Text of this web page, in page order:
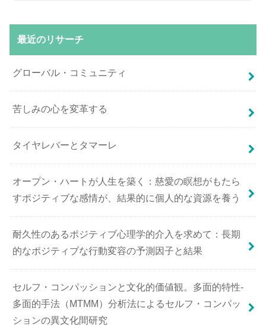
最近のリサーチ
グローバル・コミュニティ
苦しみの心を変革する
タイヤレバーとタマーレ
オープン・ハートが人生を築く：慈愛の瞑想がもたら
すポジティブな感情が、結果的に個人的な資源を養う
耐久性のあるポジティブ心理学的介入を求めて：長期
的なポジティブな行動変容の予測因子と結果
セルフ・コンパッションと文化的価値観。多面的特性-
多面的手法（MTMM）分析法によるセルフ・コンパッ
ションの異文化間研究